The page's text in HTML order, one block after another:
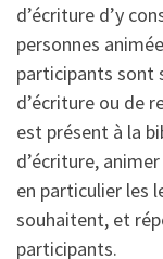
d’écriture d’y
personnes
participants sont
d’écriture ou de
est présent à la
d’écriture,
en particulier les
souhaitent, et
participants.